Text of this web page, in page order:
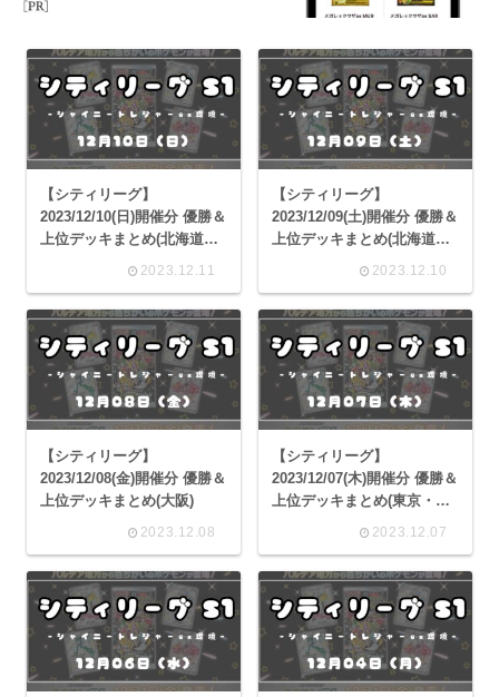
【シティリーグ】
2023/12/10(日)開催分 優勝＆
上位デッキまとめ(北海道・
茨城・栃木・埼玉・千葉・
井・長野・静岡・愛知・京
都・大阪・奈良・広島・愛
媛・高知・沖縄)
2023.12.11
【シティリーグ】
2023/12/09(土)開催分 優勝＆
上位デッキまとめ(北海道・
福島・群馬・埼玉・千葉・
岡・愛知・大阪・兵庫・広
島・愛媛)
2023.12.10
【シティリーグ】
2023/12/08(金)開催分 優勝＆
上位デッキまとめ(大阪)
2023.12.08
【シティリーグ】
2023/12/07(木)開催分 優勝＆
上位デッキまとめ(東京・神
2023.12.07